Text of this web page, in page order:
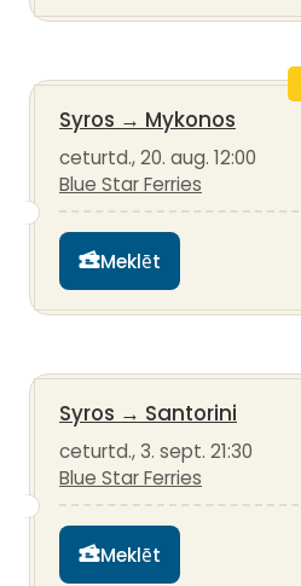
Syros → Mykonos
ceturtd., 20. aug. 12:00
Blue Star Ferries
Meklēt
Syros → Santorini
ceturtd., 3. sept. 21:30
Blue Star Ferries
Meklēt